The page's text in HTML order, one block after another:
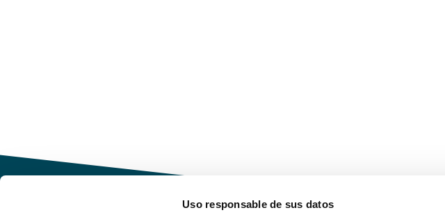
Uso responsable de sus datos